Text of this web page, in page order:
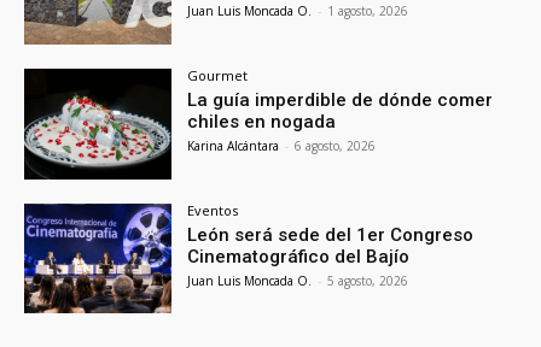
Juan Luis Moncada O. - 1 agosto, 2026
Gourmet
La guía imperdible de dónde comer
chiles en nogada
Karina Alcántara - 6 agosto, 2026
Eventos
León será sede del 1er Congreso
Cinematográfico del Bajío
Juan Luis Moncada O. - 5 agosto, 2026